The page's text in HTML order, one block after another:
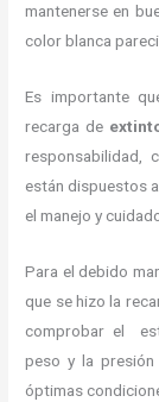
mantenerse en
color blanca
Es importante
recarga de
responsabilidad,
están dispuestos
el manejo y
Para el debido
que se hizo la
comprobar el
peso y la presión
óptimas